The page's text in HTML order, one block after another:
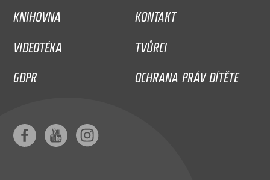
KNIHOVNA
KONTAKT
VIDEOTÉKA
TVŮRCI
GDPR
OCHRANA PRÁV DÍTĚTE